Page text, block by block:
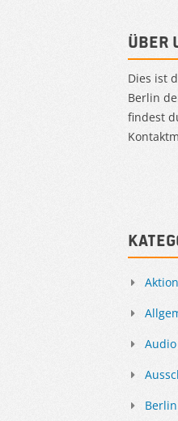
Über
Dies ist
Berlin
findest
Aktion
Audio
Berlin